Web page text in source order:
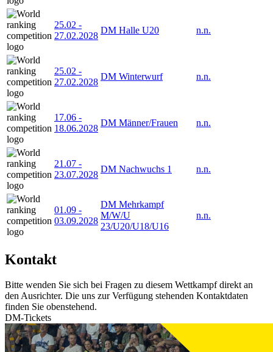
25.02 -
27.02.2028
DM Halle U20 n.n.
25.02 -
27.02.2028
DM Winterwurf n.n.
17.06 -
18.06.2028
DM Männer/Frauen n.n.
21.07 -
23.07.2028
DM Nachwuchs 1 n.n.
01.09 -
03.09.2028
DM Mehrkampf
M/W/U
23/U20/U18/U16
n.n.
Kontakt
Bitte wenden Sie sich bei Fragen zu diesem Wettkampf direkt an
den Ausrichter. Die uns zur Verfügung stehenden Kontaktdaten
finden Sie obenstehend.
DM-Tickets